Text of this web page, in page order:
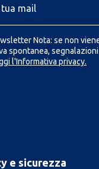
Nota: se non
spontanea,
l'Informativa privacy.
e sicurezza